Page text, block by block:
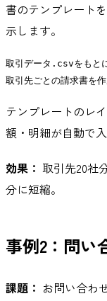
書のテンプレート
示します。
取引データ.csvをもと
テンプレートのレ
額・明細が自動で
効果： 取引先20社
分に短縮。
事例2：問い
課題： お問い合わ